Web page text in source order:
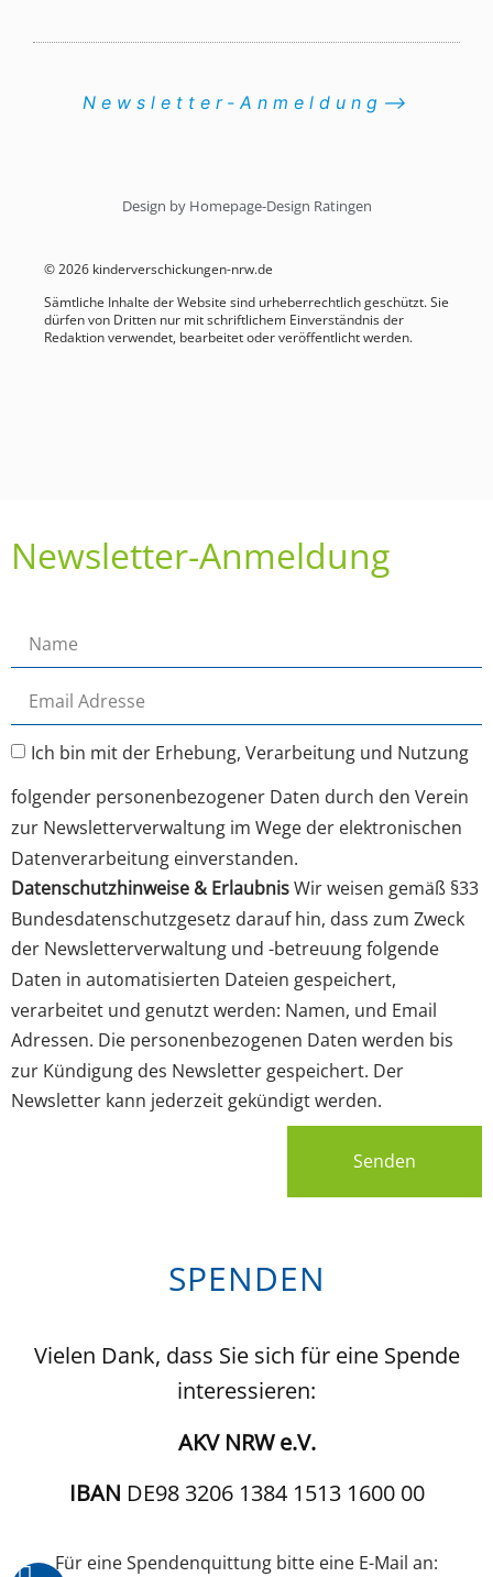
Newsletter-Anmeldung⟶
Design by Homepage-Design Ratingen
© 2026 kinderverschickungen-nrw.de
Sämtliche Inhalte der Website sind urheberrechtlich geschützt. Sie
dürfen von Dritten nur mit schriftlichem Einverständnis der
Redaktion verwendet, bearbeitet oder veröffentlicht werden.
Newsletter-Anmeldung
Ich bin mit der Erhebung, Verarbeitung und Nutzung
folgender personenbezogener Daten durch den Verein
zur Newsletterverwaltung im Wege der elektronischen
Datenverarbeitung einverstanden.
Datenschutzhinweise & ErlaubnisWir weisen gemäß §33
Bundesdatenschutzgesetz darauf hin, dass zum Zweck
der Newsletterverwaltung und -betreuung folgende
Daten in automatisierten Dateien gespeichert,
verarbeitet und genutzt werden: Namen, und Email
Adressen. Die personenbezogenen Daten werden bis
zur Kündigung des Newsletter gespeichert. Der
Newsletter kann jederzeit gekündigt werden.
Senden
SPENDEN
Vielen Dank, dass Sie sich für eine Spende
interessieren:
AKV NRW e.V.
IBAN DE98 3206 1384 1513 1600 00
Für eine Spendenquittung bitte eine E-Mail an: